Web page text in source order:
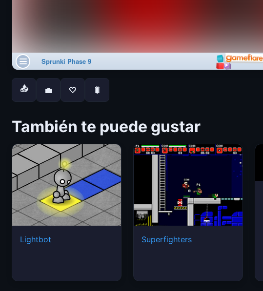
📤 💼 🤍 🐛
También te puede gustar
Lightbot Superfighters